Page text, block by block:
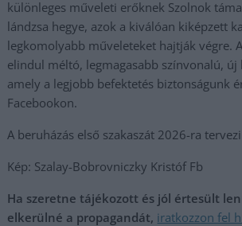
különleges műveleti erőknek Szolnok
lándzsa hegye, azok a kiválóan kiképzett
legkomolyabb műveleteket hajtják végre.
elindul méltó, legmagasabb színvonalú, új
amely a legjobb befektetés biztonságunk
Facebookon.
A beruházás első szakaszát 2026-ra
Kép: Szalay-Bobrovniczky Kristóf Fb
Ha szeretne tájékozott és jól értesült
elkerülné a propagandát, iratkozzon fel